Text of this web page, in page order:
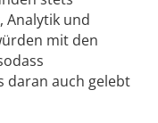
Analytik und
mit den
daran auch gelebt